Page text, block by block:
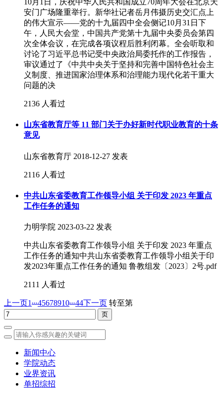
10月1日，庆祝中华人民共和国成立70周年大会在北京天
安门广场隆重举行。新华社记者岳月伟摄历史交汇点上
的伟大宣示——党的十九届四中全会侧记10月31日下
午，人民大会堂，中国共产党第十九届中央委员会第四
次全体会议，在完成各项议程后胜利闭幕。全会听取和
讨论了习近平总书记受中央政治局委托作的工作报告，
审议通过了《中共中央关于坚持和完善中国特色社会主
义制度、推进国家治理体系和治理能力现代化若干重大
问题的决
2136 人看过
山东省教育厅等 11 部门关于办好新时代职业教育的十条
意见
山东省教育厅 2018-12-27 发表
2116 人看过
中共山东省委教育工作领导小组 关于印发 2023 年重点
工作任务的通知
力明学院 2023-03-22 发表
中共山东省委教育工作领导小组 关于印发 2023 年重点
工作任务的通知中共山东省委教育工作领导小组关于印
发2023年重点工作任务的通知 鲁教组发〔2023〕2号.pdf
2111 人看过
上一页1...45678910...44下一页 转至第
新闻中心
学院动态
业界资讯
单招综招